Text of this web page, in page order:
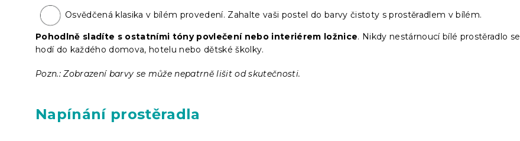
Osvědčená klasika v bílém provedení. Zahalte vaši postel do barvy čistoty s prostěradlem v bílém.
Pohodlně sladíte s ostatními tóny povlečení nebo interiérem ložnice. Nikdy nestárnoucí bílé prostěradlo se
hodí do každého domova, hotelu nebo dětské školky.
Pozn.: Zobrazení barvy se může nepatrně lišit od skutečnosti.
Napínání prostěradla